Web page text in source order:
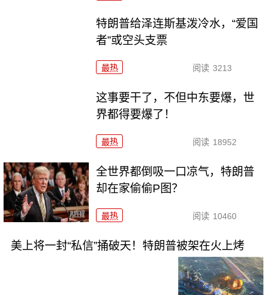
特朗普给泽连斯基泼冷水，“爱国
者”或空头支票
最热 阅读 3213
这事要干了，不但中东要爆，世
界都得要爆了！
最热 阅读 18952
全世界都倒吸一口凉气，特朗普
却在家偷偷P图？
最热 阅读 10460
美上将一封“私信”捅破天！特朗普被架在火上烤